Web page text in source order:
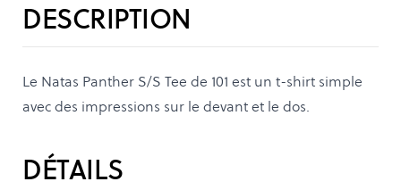
DESCRIPTION
Le Natas Panther S/S Tee de 101 est un t-shirt simple
avec des impressions sur le devant et le dos.
DÉTAILS